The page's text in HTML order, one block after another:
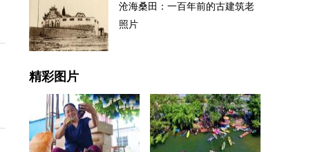
沧海桑田：一百年前的古建筑老
照片
精彩图片